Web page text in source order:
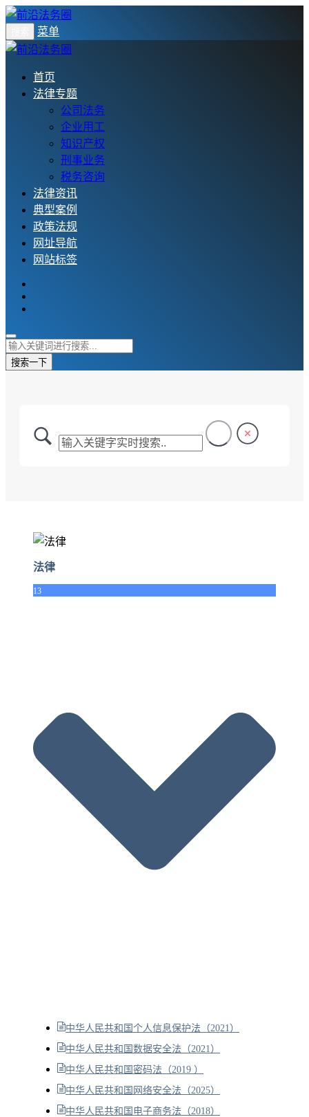
菜单
首页
法律专题
公司法务
企业用工
知识产权
刑事业务
税务咨询
法律资讯
典型案例
政策法规
网址导航
网站标签
搜索一下
法律
13
中华人民共和国个人信息保护法（2021）
中华人民共和国数据安全法（2021）
中华人民共和国密码法（2019 ）
中华人民共和国网络安全法（2025）
中华人民共和国电子商务法（2018）